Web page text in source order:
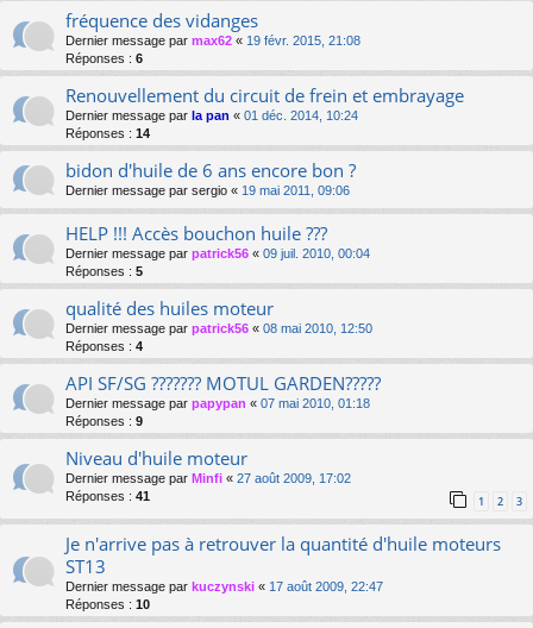
fréquence des vidanges
Dernier message par max62 « 19 févr. 2015, 21:08
Réponses : 6
Renouvellement du circuit de frein et embrayage
Dernier message par la pan « 01 déc. 2014, 10:24
Réponses : 14
bidon d'huile de 6 ans encore bon ?
Dernier message par sergio « 19 mai 2011, 09:06
HELP !!! Accès bouchon huile ???
Dernier message par patrick56 « 09 juil. 2010, 00:04
Réponses : 5
qualité des huiles moteur
Dernier message par patrick56 « 08 mai 2010, 12:50
Réponses : 4
API SF/SG ??????? MOTUL GARDEN?????
Dernier message par papypan « 07 mai 2010, 01:18
Réponses : 9
Niveau d'huile moteur
Dernier message par Minfi « 27 août 2009, 17:02
Réponses : 41 1 2 3
Je n'arrive pas à retrouver la quantité d'huile moteurs
ST13
Dernier message par kuczynski « 17 août 2009, 22:47
Réponses : 10